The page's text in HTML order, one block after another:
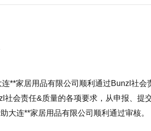
**家居用品有限公司顺利通过Bunzl社
社会责任&质量的各项要求，从申报、提
大连**家居用品有限公司顺利通过审核。